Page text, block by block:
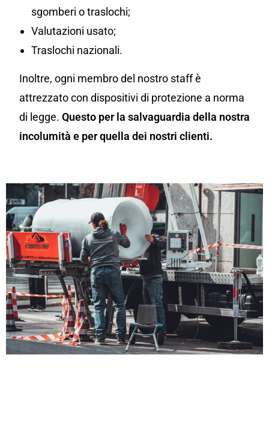
sgomberi o traslochi;
Valutazioni usato;
Traslochi nazionali.
Inoltre, ogni membro del nostro staff è
attrezzato con dispositivi di protezione a norma
di legge. Questo per la salvaguardia della nostra
incolumità e per quella dei nostri clienti.